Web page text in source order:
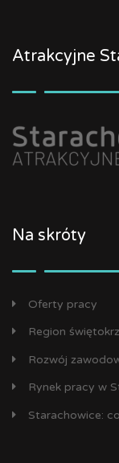
Atrakcyjne
Na skróty
Oferty pracy
Region
Rozwój
Rynek pracy w
Starachowice: